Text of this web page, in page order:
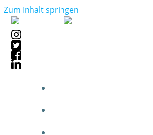
Zum Inhalt springen